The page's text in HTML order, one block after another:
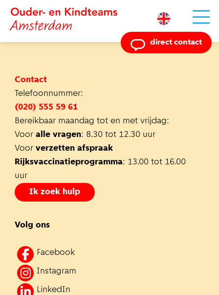
Powered by
direct contact
Contact
Telefoonnummer:
(020) 555 59 61
Bereikbaar maandag tot en met vrijdag:
Voor alle vragen: 8.30 tot 12.30 uur
Voor verzetten afspraak
Rijksvaccinatieprogramma: 13.00 tot 16.00
uur
Ik zoek hulp
Volg ons
Facebook
Instagram
LinkedIn